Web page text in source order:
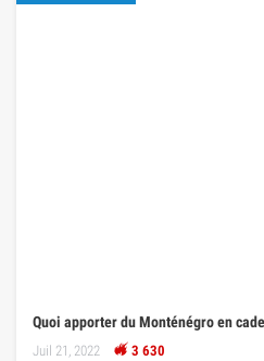
Quoi apporter du Monténégro en
Juil 21, 2022 3 630